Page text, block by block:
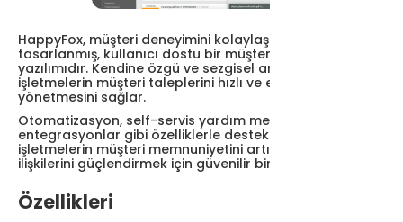
HappyFox, müşteri deneyimini kolaylaştırmak için
tasarlanmış, kullanıcı dostu bir müşteri destek
yazılımıdır. Kendine özgü ve sezgisel arayüzü ile
işletmelerin müşteri taleplerini hızlı ve etkili bir şekilde
yönetmesini sağlar.
Otomatizasyon, self-servis yardım merkezi ve çeşitli
entegrasyonlar gibi özelliklerle desteklenen HappyFox,
işletmelerin müşteri memnuniyetini artırmak ve müşteri
ilişkilerini güçlendirmek için güvenilir bir çözüm sunar.
Özellikleri